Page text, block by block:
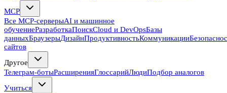
MCP
Все MCP-серверыAI и машинное
обучениеРазработкаПоискCloud и DevOpsБазы
данныхБраузерыДизайнПродуктивностьКоммуникации
сайтов
Другое
Телеграм-ботыРасширенияГлоссарийЛюдиПодбор аналогов
Учиться